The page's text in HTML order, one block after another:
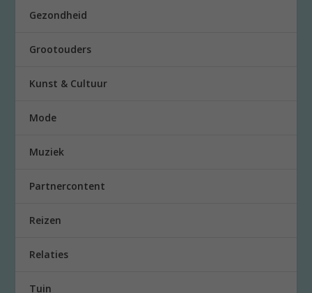
Gezondheid
Grootouders
Kunst & Cultuur
Mode
Muziek
Partnercontent
Reizen
Relaties
Tuin